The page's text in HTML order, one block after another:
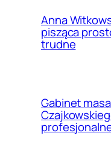
Anna
pisząca
trudne
Gabinet